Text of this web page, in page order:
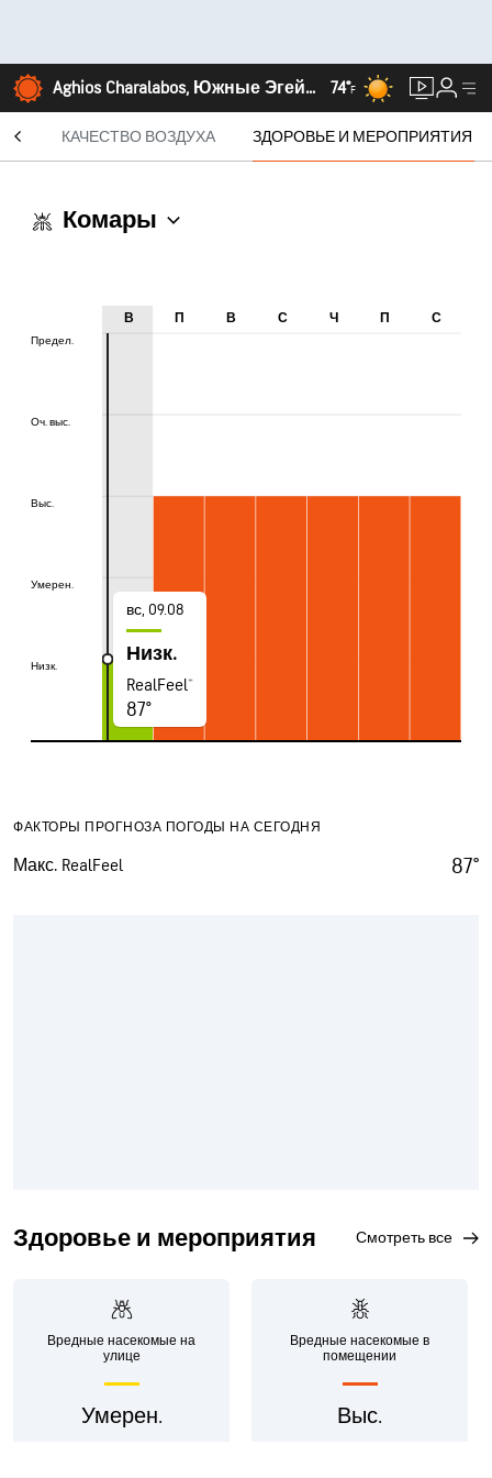
Aghios Charalabos, Южные Эгейские острова 74°F
КАЧЕСТВО ВОЗДУХА ЗДОРОВЬЕ И МЕРОПРИЯТИЯ
Комары
Предел.
Оч. выс.
Выс.
Умерен.
Низк.
В П В С Ч П С
Предел.
Оч. выс.
Выс.
Умерен.
Низк.
вс, 09.08
Низк.
RealFeel®
87°
ФАКТОРЫ ПРОГНОЗА ПОГОДЫ НА СЕГОДНЯ
Макс. RealFeel 87°
Здоровье и мероприятия смотреть все
Вредные насекомые на
улице
Умерен.
Вредные насекомые в
помещении
Выс.